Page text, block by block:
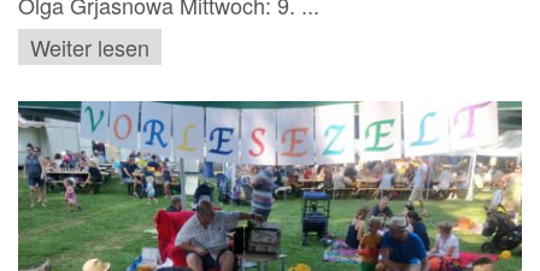
Weiter lesen